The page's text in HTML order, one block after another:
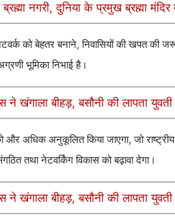
नगरी, दुनिया के प्रमुख ब्रह्मा मंदिर
को बेहतर बनाने, निवासियों की खपत
भूमिका निभाई है।
खंगाला बीहड़, बसौनी की लापता
अधिक अनुकूलित किया जाएगा, जो
तथा नेटवर्किंग विकास को बढ़ावा देगा।
खंगाला बीहड़, बसौनी की लापता